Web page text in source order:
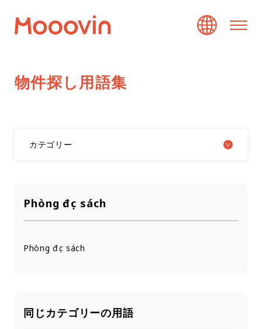
物件探し用語集
カテゴリー
Phòng đọc sách
Phòng đọc sách
同じカテゴリーの用語